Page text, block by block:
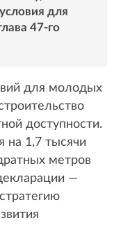
для
47-го
для молодых
доступности.
на 1,7 тысячи
метров
—